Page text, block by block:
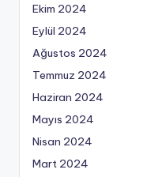
Ekim 2024
Eylül 2024
Ağustos 2024
Temmuz 2024
Haziran 2024
Mayıs 2024
Nisan 2024
Mart 2024